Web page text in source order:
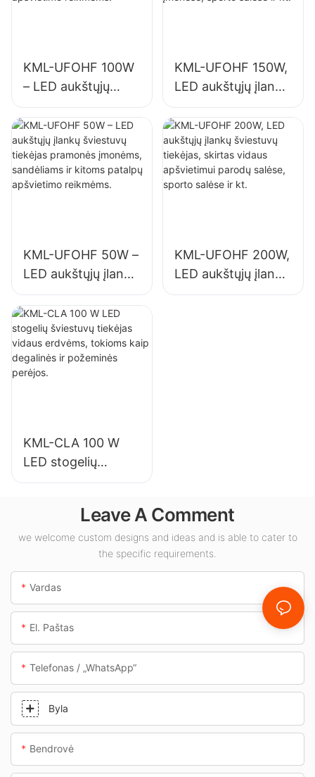
KML-UFOHF 100W
– LED aukštųjų
įlankų šviestuvų
tiekėjas pramonės
įmonėms,
sandėliams ir
kitoms patalpų
KML-UFOHF 150W,
LED aukštųjų įlankų
šviestuvų tiekėjas,
skirtas vidaus
apšvietimui
pramonės įmonėse,
sporto salėse ir kt.
KML-UFOHF 50W –
LED aukštųjų įlankų
šviestuvų tiekėjas
pramonės
įmonėms,
sandėliams ir
kitoms patalpų
KML-UFOHF 200W,
LED aukštųjų įlankų
šviestuvų tiekėjas,
KML-CLA 100 W
LED stogelių
šviestuvų tiekėjas
tokioms kaip
degalinės ir
požeminės perėjos.
Leave A Comment
we welcome custom designs and ideas and is able to cater to
the specific requirements.
Vardas
El. Paštas
Telefonas / „WhatsApp“
Byla
Bendrovė